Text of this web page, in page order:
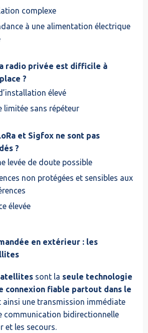
complexe
à une alimentation électrique
radio privée est difficile à
?
élevé
limitée sans répéteur
et Sigfox ne sont pas
?
levée de doute possible
non protégées et sensibles aux
élevée
en extérieur : les
sont la seule technologie
connexion fiable partout dans le
ainsi une transmission immédiate
communication bidirectionnelle
et les secours.